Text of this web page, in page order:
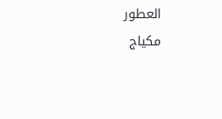
العطور
مكياج